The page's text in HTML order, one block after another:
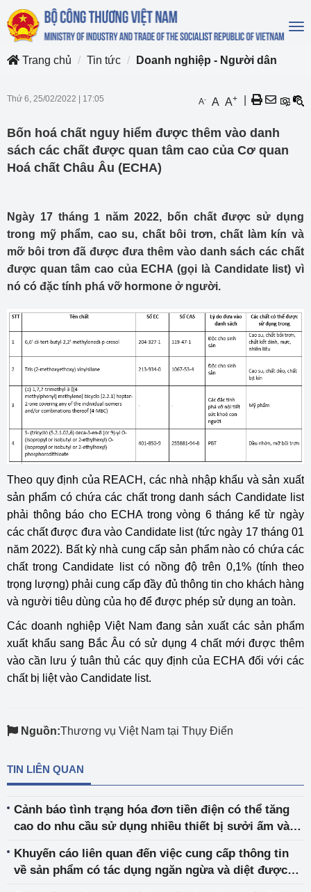
Trang chủ
Tin tức Doanh nghiệp - Người dân
Thứ 6, 25/02/2022 17:05 A- A A+
Bốn hoá chất nguy hiểm được thêm vào danh
sách các chất được quan tâm cao của Cơ quan
Hoá chất Châu Âu (ECHA)
Ngày 17 tháng 1 năm 2022, bốn chất được sử dụng
trong mỹ phẩm, cao su, chất bôi trơn, chất làm kín và
mỡ bôi trơn đã được đưa thêm vào danh sách các chất
được quan tâm cao của ECHA (gọi là Candidate list) vì
nó có đặc tính phá vỡ hormone ở người.
Theo quy định của REACH, các nhà nhập khẩu và sản xuất
sản phẩm có chứa các chất trong danh sách Candidate list
phải thông báo cho ECHA trong vòng 6 tháng kể từ ngày
các chất được đưa vào Candidate list (tức ngày 17 tháng 01
năm 2022). Bất kỳ nhà cung cấp sản phẩm nào có chứa các
chất trong Candidate list có nồng độ trên 0,1% (tính theo
trọng lượng) phải cung cấp đầy đủ thông tin cho khách hàng
và người tiêu dùng của họ để được phép sử dụng an toàn.
Các doanh nghiệp Việt Nam đang sản xuất các sản phẩm
xuất khẩu sang Bắc Âu có sử dụng 4 chất mới được thêm
vào cần lưu ý tuân thủ các quy định của ECHA đối với các
chất bị liệt vào Candidate list.
Nguồn:Thương vụ Việt Nam tại Thụy Điển
TIN LIÊN QUAN
Cảnh báo tình trạng hóa đơn tiền điện có thể tăng
cao do nhu cầu sử dụng nhiều thiết bị sưởi ấm vào
Khuyến cáo liên quan đến việc cung cấp thông tin
về sản phẩm có tác dụng ngăn ngừa và diệt được